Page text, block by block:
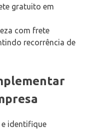
gratuito em
com frete
recorrência de
identifique